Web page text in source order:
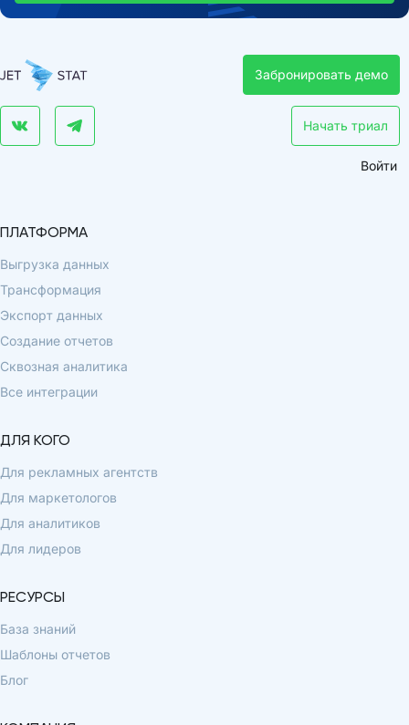
Забронировать демо
Начать триал
Войти
ПЛАТФОРМА
Выгрузка данных
Трансформация
Экспорт данных
Создание отчетов
Сквозная аналитика
Все интеграции
ДЛЯ КОГО
Для рекламных агентств
Для маркетологов
Для аналитиков
Для лидеров
РЕСУРСЫ
База знаний
Шаблоны отчетов
Блог